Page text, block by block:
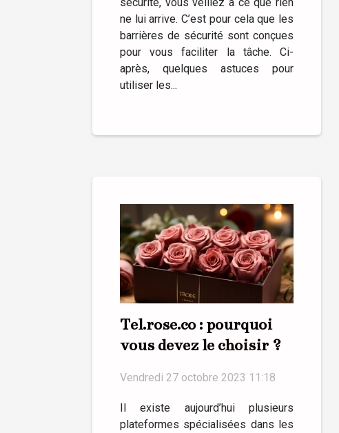
ne lui arrive. C’est pour cela que les
barrières de sécurité sont conçues
pour vous faciliter la tâche. Ci-
après, quelques astuces pour
utiliser les...
Tel.rose.co : pourquoi
vous devez le choisir ?
Vendredi 27 octobre 2023 11:18
Il existe aujourd’hui plusieurs
plateformes spécialisées dans les